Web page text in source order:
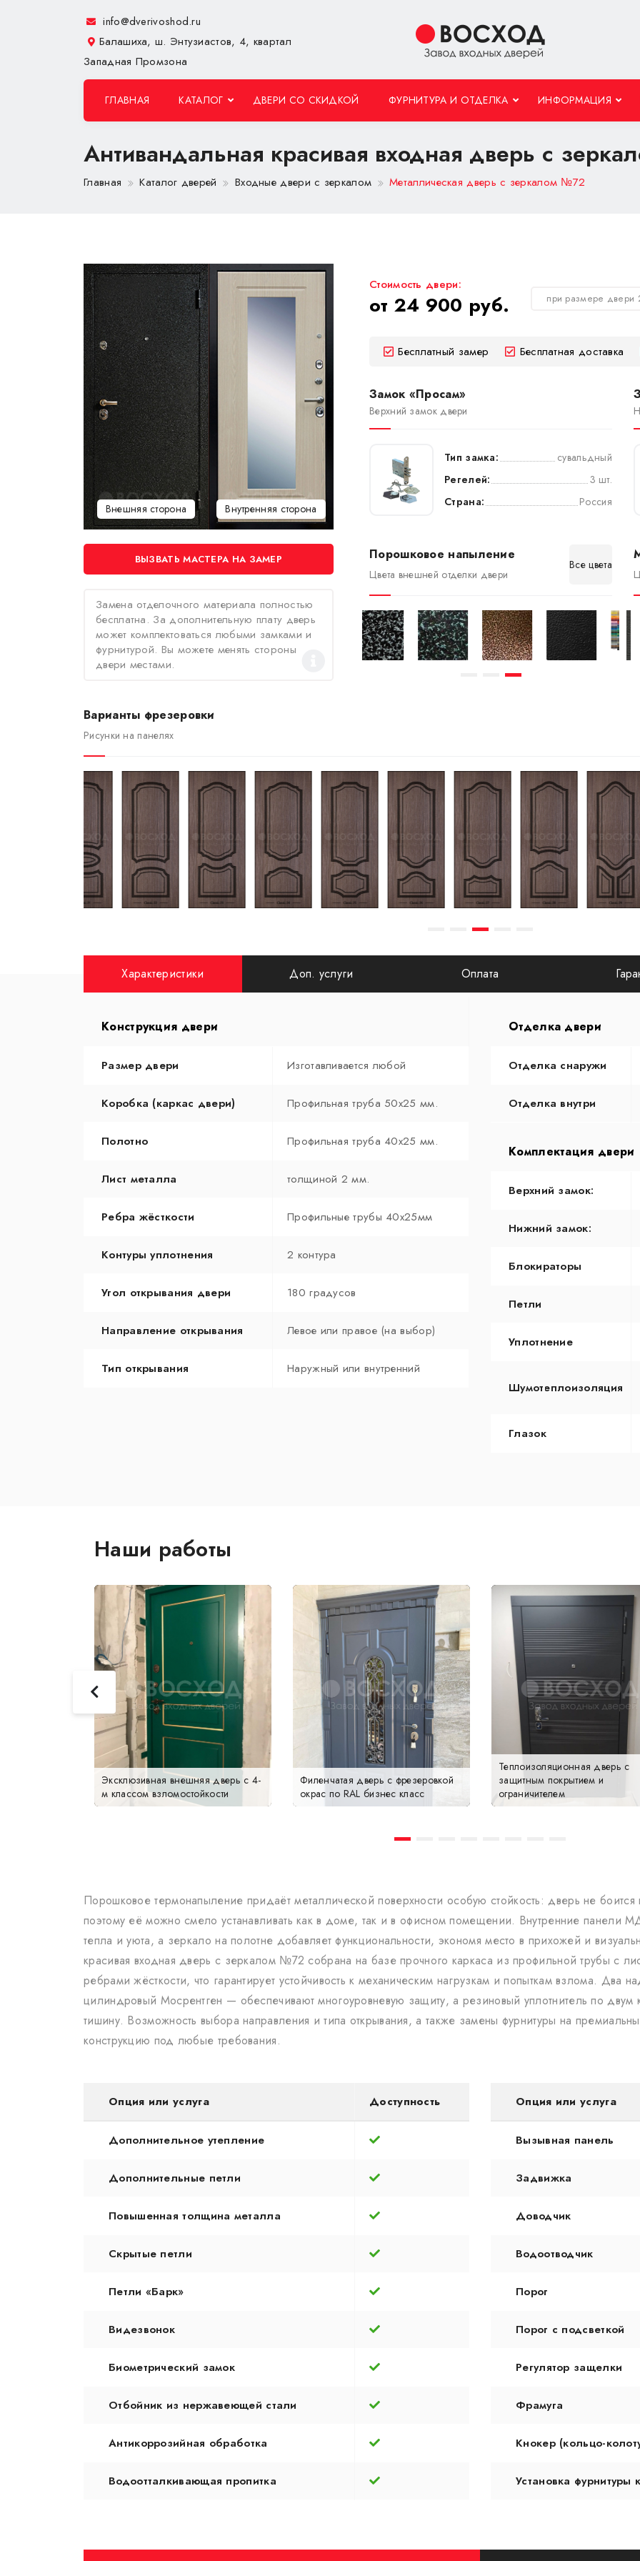
info@dverivoshod.ru
Балашиха, ш. Энтузиастов, 4, квартал
Западная Промзона
ГЛАВНАЯ КАТАЛОГ ДВЕРИ СО СКИДКОЙ ФУРНИТУРА И ОТДЕЛКА ИНФОРМАЦИЯ
Антивандальная красивая входная дверь с
Главная Каталог дверей Входные двери с зеркалом Металлическая дверь с зеркалом №72
Внешняя сторона Внутренняя сторона
ВЫЗВАТЬ МАСТЕРА НА ЗАМЕР
Замена отделочного материала полностью
бесплатна. За дополнительную плату дверь
может комплектоваться любыми замками и
фурнитурой. Вы можете менять стороны
двери местами.
Стоимость двери:
от 24 900 руб. при размере
Бесплатный замер Бесплатная доставка
Замок «Просам»
Верхний замок двери
Тип замка:
сувальдный
Регелей:
3 шт.
Страна:
Россия
Порошковое напыление
Цвета внешней отделки двери
Все цвета
Варианты фрезеровки
Рисунки на панелях
Характеристики Доп. услуги Оплата
Конструкция двери
Размер двери Изготавливается любой
Коробка (каркас двери) Профильная труба 50х25 мм.
Полотно Профильная труба 40х25 мм.
Лист металла толщиной 2 мм.
Ребра жёсткости Профильные трубы 40х25мм
Контуры уплотнения 2 контура
Угол открывания двери 180 градусов
Направление открывания Левое или правое (на выбор)
Тип открывания Наружный или внутренний
Отделка двери
Отделка снаружи
Отделка внутри
Комплектация двери
Верхний замок:
Нижний замок:
Блокираторы
Петли
Уплотнение
Шумотеплоизоляция
Глазок
Наши работы
Эксклюзивная внешняя дверь с 4-
м классом взломостойкости
Филенчатая дверь с фрезеровкой
окрас по RAL бизнес класс
Теплоизоляционная дверь с
защитным покрытием и
ограничителем
Порошковое термонапыление придаёт металлической поверхности особую стойкость: дверь не
поэтому её можно смело устанавливать как в доме, так и в офисном помещении. Внутренние
тепла и уюта, а зеркало на полотне добавляет функциональности, экономя место в прихожей и
красивая входная дверь с зеркалом №72 собрана на базе прочного каркаса из профильной трубы с
ребрами жёсткости, что гарантирует устойчивость к механическим нагрузкам и попыткам взлома.
цилиндровый Мосрентген — обеспечивают многоуровневую защиту, а резиновый уплотнитель по двум
тишину. Возможность выбора направления и типа открывания, а также замены фурнитуры на
конструкцию под любые требования.
Опция или услуга Доступность
Дополнительное утепление
Дополнительные петли
Повышенная толщина металла
Скрытые петли
Петли «Барк»
Видезвонок
Биометрический замок
Отбойник из нержавеющей стали
Антикоррозийная обработка
Водоотталкивающая пропитка
Опция или услуга
Вызывная панель
Задвижка
Доводчик
Водоотводчик
Порог
Порог с подсветкой
Регулятор защелки
Фрамуга
Кнокер (кольцо-
Установка фурнитуры